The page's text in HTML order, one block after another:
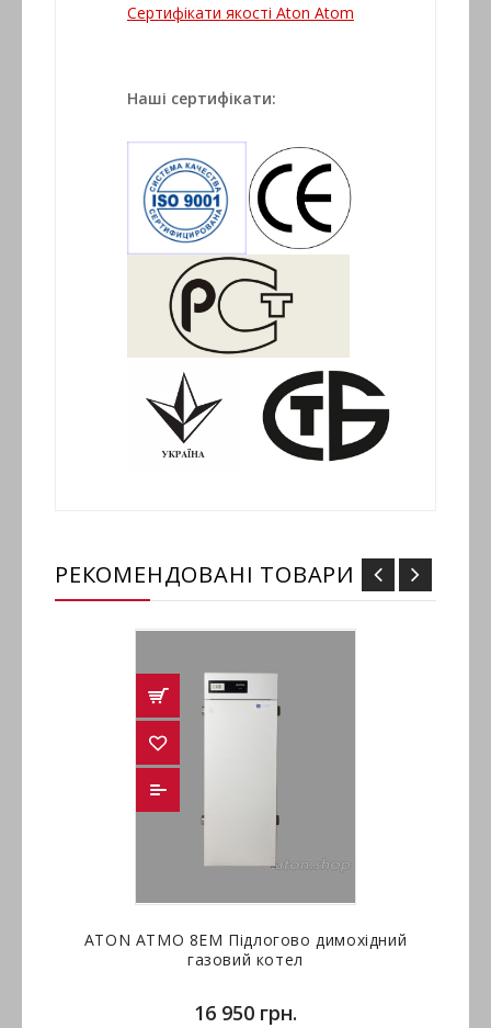
Сертифікати якості Aton Atom
Наші сертифікати:
РЕКОМЕНДОВАНІ ТОВАРИ
ATON ATMO 8ЕМ Підлогово димохідний
газовий котел
16 950 грн.